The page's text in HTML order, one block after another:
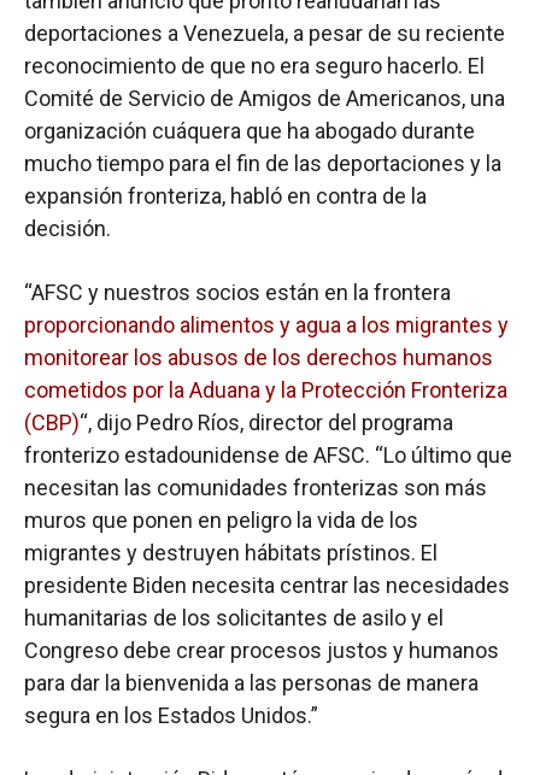
deportaciones a Venezuela, a pesar de su reciente
reconocimiento de que no era seguro hacerlo. El
Comité de Servicio de Amigos de Americanos, una
organización cuáquera que ha abogado durante
mucho tiempo para el fin de las deportaciones y la
expansión fronteriza, habló en contra de la
decisión.
“AFSC y nuestros socios están en la frontera
proporcionando alimentos y agua a los migrantes y
monitorear los abusos de los derechos humanos
cometidos por la Aduana y la Protección Fronteriza
(CBP)“, dijo Pedro Ríos, director del programa
fronterizo estadounidense de AFSC. “Lo último que
necesitan las comunidades fronterizas son más
muros que ponen en peligro la vida de los
migrantes y destruyen hábitats prístinos. El
presidente Biden necesita centrar las necesidades
humanitarias de los solicitantes de asilo y el
Congreso debe crear procesos justos y humanos
para dar la bienvenida a las personas de manera
segura en los Estados Unidos.”